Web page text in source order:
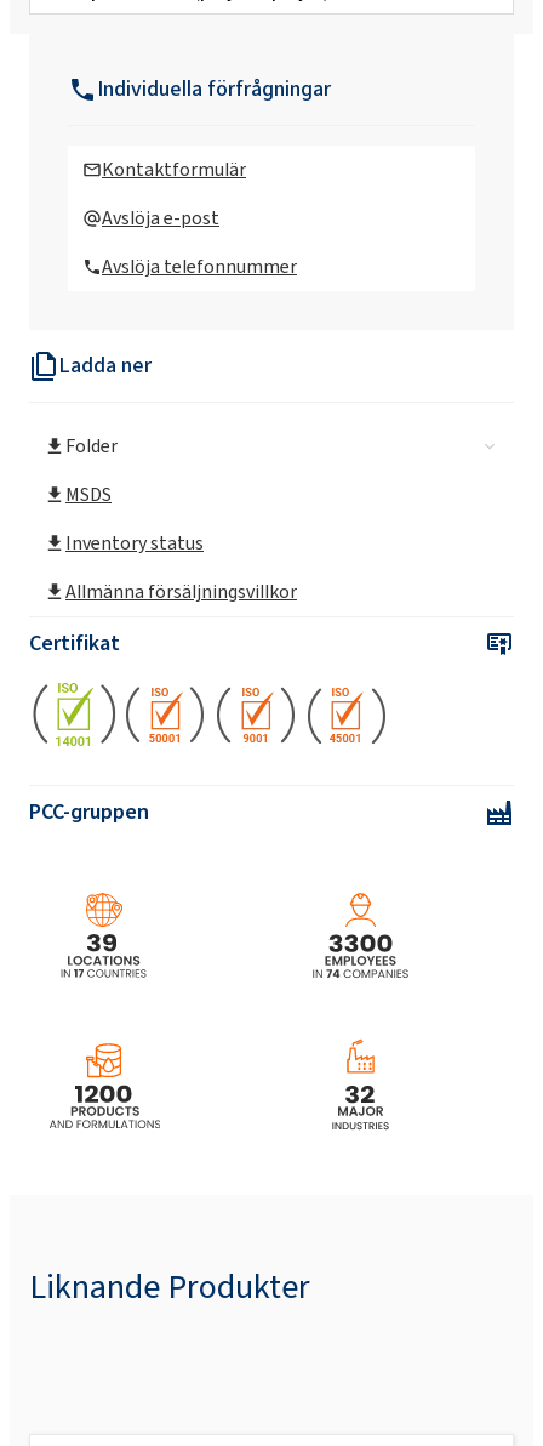
Ladda ner
Folder
MSDS
Inventory status
Allmänna försäljningsvillkor
Certifikat
PCC-gruppen
Rokopol® T (polyeterpolyol)
Rokopol® D1002 (propylenglykol)
Rokopol® D450 (polyeterpolyol)
Rokopol® DE320 (propylenglykol)
Rokopol® F3000 (polyeterpolyol)
Rokopol® FS3610
Individuella förfrågningar
Kontaktformulär
Avslöja e-post
Avslöja telefonnummer
Liknande Produkter